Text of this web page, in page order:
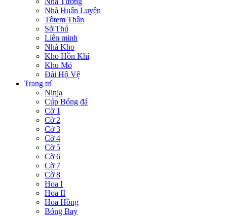
Nhà Huấn Luyện
Tôtem Thần
Sở Thú
Liên minh
Nhà Kho
Kho Hồn Khí
Khu Mỏ
Đài Hộ Vệ
Trang trí
Ninja
Cúp Bóng đá
Cờ 1
Cờ 2
Cờ 3
Cờ 4
Cờ 5
Cờ 6
Cờ 7
Cờ 8
Hoa I
Hoa II
Hoa Hồng
Bóng Bay